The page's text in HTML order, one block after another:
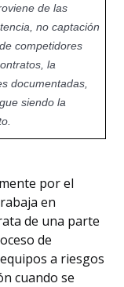
ético
de
de las
no captación
competidores
la
documentadas,
siendo la
por el
en
de una parte
de
a riesgos
cuando se